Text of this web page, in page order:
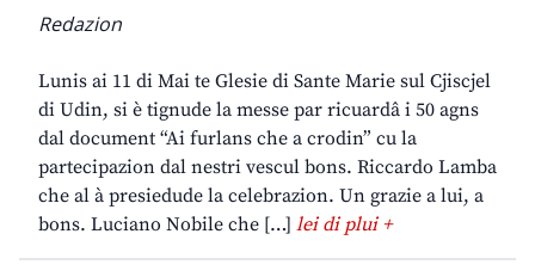
Redazion
Lunis ai 11 di Mai te Glesie di Sante Marie sul Cjiscjel
di Udin, si è tignude la messe par ricuardâ i 50 agns
dal document “Ai furlans che a crodin” cu la
partecipazion dal nestri vescul bons. Riccardo Lamba
che al à presiedude la celebrazion. Un grazie a lui, a
bons. Luciano Nobile che […] lei di plui +